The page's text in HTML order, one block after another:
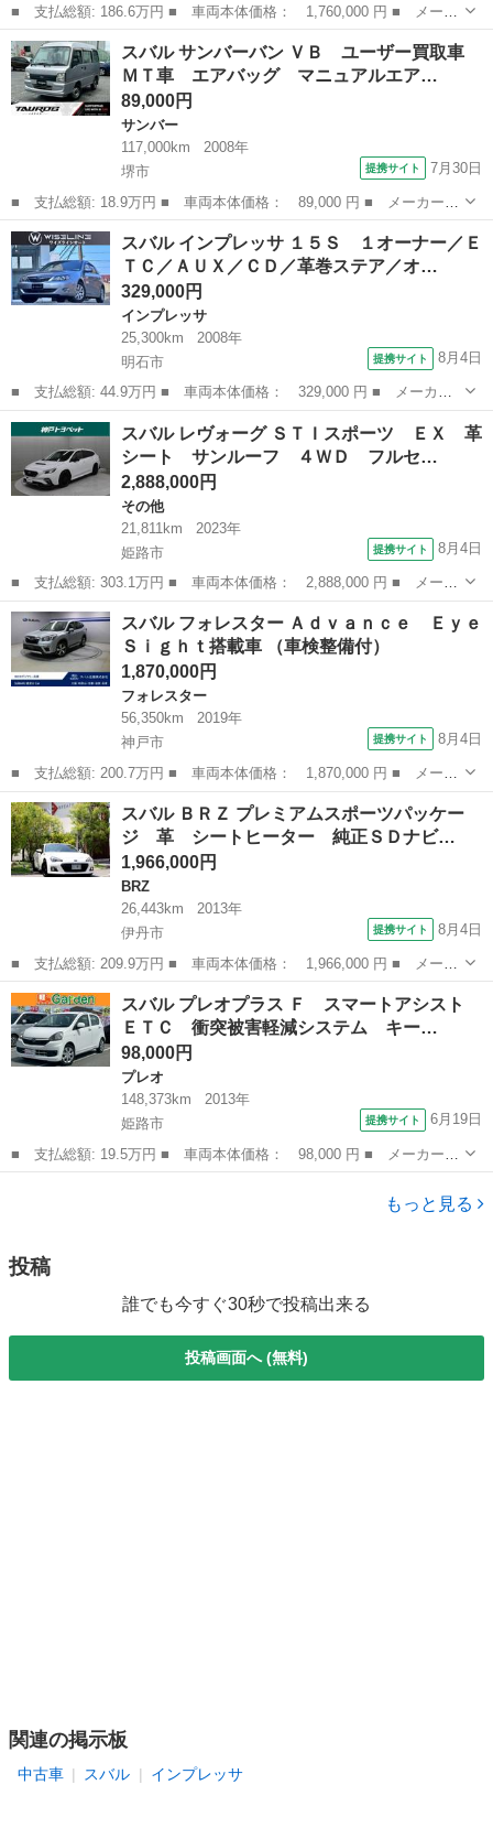
■ 支払総額: 186.6万円 ■ 車両本体価格： 1,760,000 円 ■ メーカ
ー名： スバル ■ 車種名： ＷＲＸ Ｓ４ ■ グレード名： ２．０
ＧＴ ＥｙｅＳｉｇｈｔ トランクリップスポイラー ■ 排気量：
20...
兵庫 加古川市 スバル
スバル サンバーバン ＶＢ ユーザー買取車
ＭＴ車 エアバッグ マニュアルエア…
89,000円
サンバー
117,000km
2008年
堺市
提携サイト 7月30日
■ 支払総額: 18.9万円 ■ 車両本体価格： 89,000 円 ■ メーカー
名： スバル ■ 車種名： サンバーバン ■ グレード名： ＶＢ
ユーザー買取車 ＭＴ車 エアバッグ マニュアルエアコン ＥＴ
Ｃ ベンチシート...
大阪 堺市 サンバー
スバル インプレッサ １５Ｓ １オーナー／Ｅ
ＴＣ／ＡＵＸ／ＣＤ／革巻ステア／オ…
329,000円
インプレッサ
25,300km
2008年
明石市
提携サイト 8月4日
■ 支払総額: 44.9万円 ■ 車両本体価格： 329,000 円 ■ メーカー
名： スバル ■ 車種名： インプレッサ ■ グレード名： １５
Ｓ １オーナー／ＥＴＣ／ＡＵＸ／ＣＤ／革巻ステア／オートＡＣ／
リアワイパー／...
兵庫 明石市 インプレッサ
スバル レヴォーグ ＳＴＩスポーツ ＥＸ 革
シート サンルーフ ４ＷＤ フルセ…
2,888,000円
その他
21,811km
2023年
姫路市
提携サイト 8月4日
■ 支払総額: 303.1万円 ■ 車両本体価格： 2,888,000 円 ■ メーカ
ー名： スバル ■ 車種名： レヴォーグ ■ グレード名： ＳＴＩ
スポーツ ＥＸ 革シート サンルーフ ４ＷＤ フルセグ メモリ
ーナビ ...
兵庫 姫路市 その他
スバル フォレスター Ａｄｖａｎｃｅ Ｅｙｅ
Ｓｉｇｈｔ搭載車 （車検整備付）
1,870,000円
フォレスター
56,350km
2019年
神戸市
提携サイト 8月4日
■ 支払総額: 200.7万円 ■ 車両本体価格： 1,870,000 円 ■ メーカ
ー名： スバル ■ 車種名： フォレスター ■ グレード名： Ａｄ
ｖａｎｃｅ ＥｙｅＳｉｇｈｔ搭載車 ■ 排気量： 2000cc ■ ド...
兵庫 神戸市
スバル ＢＲＺ プレミアムスポーツパッケー
ジ 革 シートヒーター 純正ＳＤナビ…
1,966,000円
BRZ
26,443km
2013年
伊丹市
提携サイト 8月4日
■ 支払総額: 209.9万円 ■ 車両本体価格： 1,966,000 円 ■ メーカ
ー名： スバル ■ 車種名： ＢＲＺ ■ グレード名： プレミアム
スポーツパッケージ 革 シートヒーター 純正ＳＤナビ／フルセ
グ バック...
兵庫 伊丹市
スバル プレオプラス Ｆ スマートアシスト
ＥＴＣ 衝突被害軽減システム キー…
98,000円
プレオ
148,373km
2013年
姫路市
提携サイト 6月19日
■ 支払総額: 19.5万円 ■ 車両本体価格： 98,000 円 ■ メーカー
名： スバル ■ 車種名： プレオプラス ■ グレード名： Ｆ ス
マートアシスト ＥＴＣ 衝突被害軽減システム キーレスエントリ
もっと見る
投稿
誰でも今すぐ30秒で投稿出来る
投稿画面へ (無料)
関連の掲示板
中古車 スバル インプレッサ